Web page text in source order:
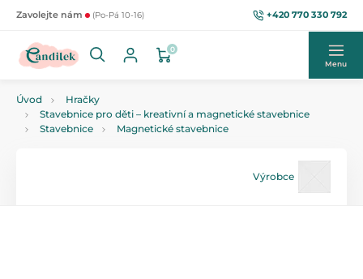
Zavolejte nám (Po-Pá 10-16) +420 770 330 792
0
Menu
Úvod
Hračky
Stavebnice pro děti – kreativní a magnetické stavebnice
Stavebnice
Magnetické stavebnice
Výrobce